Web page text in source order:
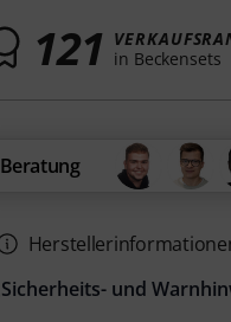
121 in Beckensets
Beratung
Sicherheits- und